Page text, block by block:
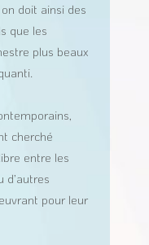
doit ainsi des
que les
plus beaux
cherché
entre les
d’autres
pour leur